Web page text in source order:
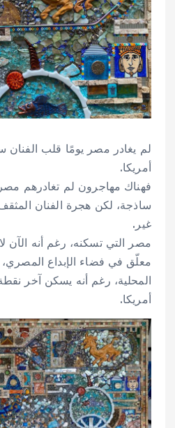
لم يغادر مصر يومًا قلب
أمريكا.
فهناك مهاجرون لم تغادرهم
ساذجة، لكن هجرة الفنان
غير.
مصر التي تسكنه، رغم أنه الآن
معلّق في فضاء الإبداع المصري،
المحلية، رغم أنه يسكن آخر
أمريكا.